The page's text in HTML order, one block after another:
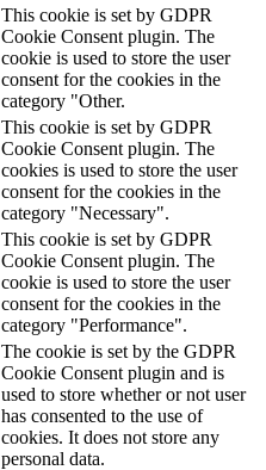
This cookie is set by GDPR
Cookie Consent plugin. The
cookie is used to store the user
consent for the cookies in the
category "Other.
This cookie is set by GDPR
Cookie Consent plugin. The
cookies is used to store the user
consent for the cookies in the
category "Necessary".
This cookie is set by GDPR
Cookie Consent plugin. The
cookie is used to store the user
consent for the cookies in the
category "Performance".
The cookie is set by the GDPR
Cookie Consent plugin and is
used to store whether or not user
has consented to the use of
cookies. It does not store any
personal data.